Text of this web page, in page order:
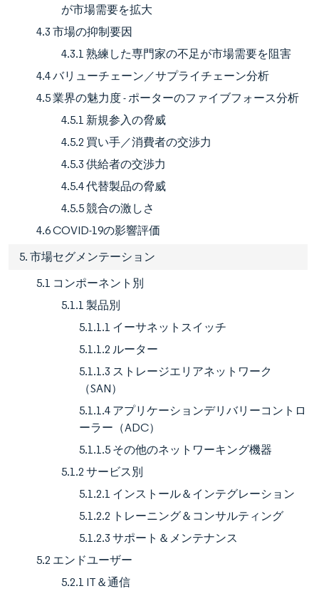
が市場需要を拡大
4.3 市場の抑制要因
4.3.1 熟練した専門家の不足が市場需要を阻害
4.4 バリューチェーン／サプライチェーン分析
4.5 業界の魅力度 - ポーターのファイブフォース分析
4.5.1 新規参入の脅威
4.5.2 買い手／消費者の交渉力
4.5.3 供給者の交渉力
4.5.4 代替製品の脅威
4.5.5 競合の激しさ
4.6 COVID-19の影響評価
5. 市場セグメンテーション
5.1 コンポーネント別
5.1.1 製品別
5.1.1.1 イーサネットスイッチ
5.1.1.2 ルーター
5.1.1.3 ストレージエリアネットワーク
（SAN）
5.1.1.4 アプリケーションデリバリーコントロ
ーラー（ADC）
5.1.1.5 その他のネットワーキング機器
5.1.2 サービス別
5.1.2.1 インストール＆インテグレーション
5.1.2.2 トレーニング＆コンサルティング
5.1.2.3 サポート＆メンテナンス
5.2 エンドユーザー
5.2.1 IT＆通信